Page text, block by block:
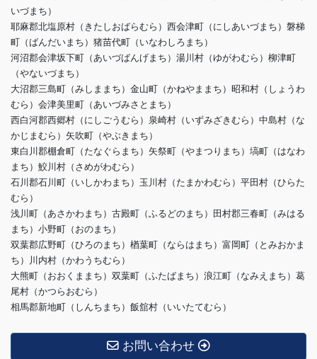
いづまち）
耶麻郡北塩原村（きたしおばらむら）西会津町（にしあいづまち）磐梯
町（ばんだいまち）猪苗代町（いなわしろまち）
河沼郡会津坂下町（あいづばんげまち）湯川村（ゆがわむら）柳津町
（やないづまち）
大沼郡三島町（みしままち）金山町（かねやままち）昭和村（しょうわ
むら）会津美里町（あいづみさとまち）
西白河郡西郷村（にしごうむら）泉崎村（いずみざきむら）中島村（な
かじまむら）矢吹町（やぶきまち）
東白川郡棚倉町（たなぐらまち）矢祭町（やまつりまち）塙町（はなわ
まち）鮫川村（さめがわむら）
石川郡石川町（いしかわまち）玉川村（たまかわむら）平田村（ひらた
むら）
浅川町（あさかわまち）古殿町（ふるどのまち）田村郡三春町（みはる
まち）小野町（おのまち）
双葉郡広野町（ひろのまち）楢葉町（ならはまち）富岡町（とみおかま
ち）川内村（かわうちむら）
大熊町（おおくままち）双葉町（ふたばまち）浪江町（なみえまち）葛
尾村（かつらおむら）
相馬郡新地町（しんちまち）飯舘村（いいたてむら）
お問い合わせ